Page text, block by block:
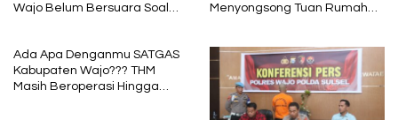
Wajo Belum Bersuara Soal
Menyongsong Tuan Rumah
Ada Apa Denganmu SATGAS
Kabupaten Wajo??? THM
Masih Beroperasi Hingga